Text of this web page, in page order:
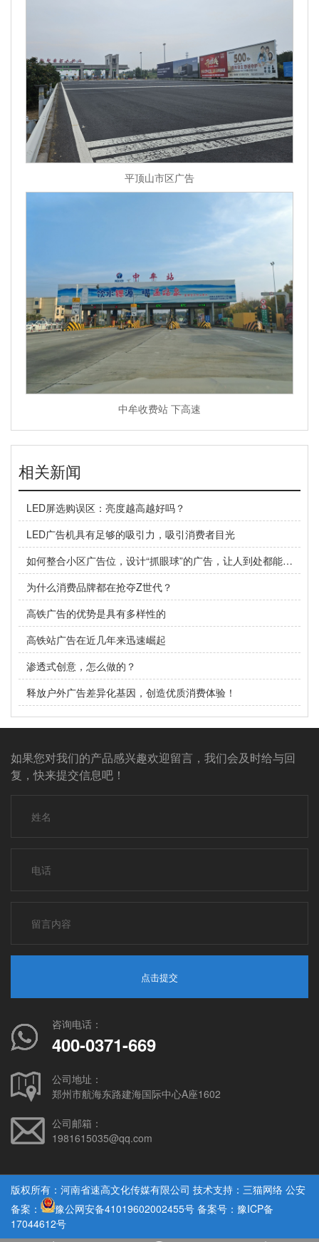
平顶山市区广告
中牟收费站 下高速
相关新闻
LED屏选购误区：亮度越高越好吗？
LED广告机具有足够的吸引力，吸引消费者目光
如何整合小区广告位，设计“抓眼球”的广告，让人到处都能看到你
为什么消费品牌都在抢夺Z世代？
高铁广告的优势是具有多样性的
高铁站广告在近几年来迅速崛起
渗透式创意，怎么做的？
释放户外广告差异化基因，创造优质消费体验！
如果您对我们的产品感兴趣欢迎留言，我们会及时给与回
复，快来提交信息吧！
点击提交
咨询电话：
400-0371-669
公司地址：
郑州市航海东路建海国际中心A座1602
公司邮箱：
1981615035@qq.com
版权所有：河南省速高文化传媒有限公司 技术支持： 三猫网络 公安
备案：
豫公网安备41019602002455号 备案号：豫ICP备
17044612号